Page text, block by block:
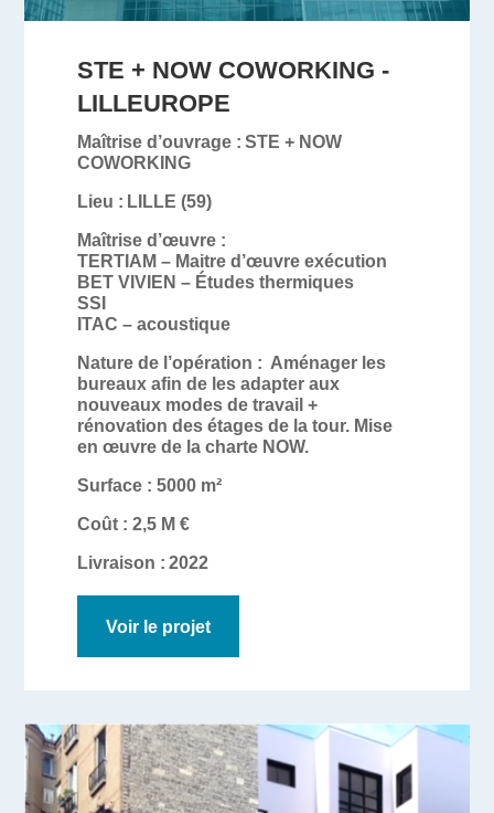
STE + NOW COWORKING -
LILLEUROPE
Maîtrise d’ouvrage : STE + NOW
COWORKING
Lieu : LILLE (59)
Maîtrise d’œuvre :
TERTIAM – Maitre d’œuvre exécution
BET VIVIEN – Études thermiques
SSI
ITAC – acoustique
Nature de l’opération : Aménager les
bureaux afin de les adapter aux
nouveaux modes de travail +
rénovation des étages de la tour. Mise
en œuvre de la charte NOW.
Surface : 5000 m²
Coût : 2,5 M €
Livraison : 2022
Voir le projet